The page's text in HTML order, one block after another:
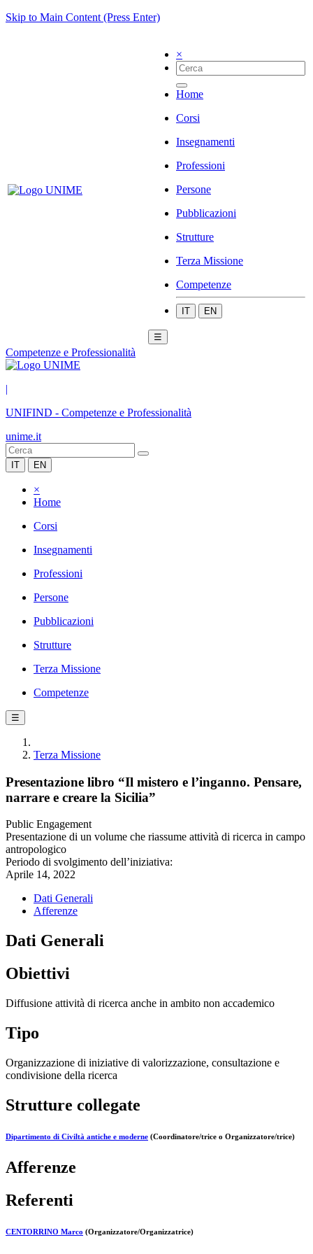
Skip to Main Content (Press Enter)
×
Home
Corsi
Insegnamenti
Professioni
Persone
Pubblicazioni
Strutture
Terza Missione
Competenze
IT EN
☰
Competenze e Professionalità
|
UNIFIND - Competenze e Professionalità
unime.it
IT EN
×
Home
Corsi
Insegnamenti
Professioni
Persone
Pubblicazioni
Strutture
Terza Missione
Competenze
☰
Terza Missione
Presentazione libro “Il mistero e l’inganno. Pensare,
narrare e creare la Sicilia”
Public Engagement
Presentazione di un volume che riassume attività di ricerca in campo
antropologico
Periodo di svolgimento dell’iniziativa:
Aprile 14, 2022
Dati Generali
Afferenze
Dati Generali
Obiettivi
Diffusione attività di ricerca anche in ambito non accademico
Tipo
Organizzazione di iniziative di valorizzazione, consultazione e
condivisione della ricerca
Strutture collegate
Dipartimento di Civiltà antiche e moderne (Coordinatore/trice o Organizzatore/trice)
Afferenze
Referenti
CENTORRINO Marco (Organizzatore/Organizzatrice)